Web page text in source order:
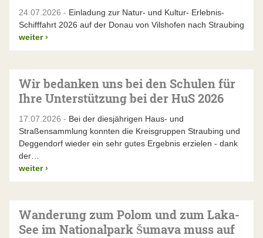
24.07.2026 - Einladung zur Natur- und Kultur- Erlebnis-
Schifffahrt 2026 auf der Donau von Vilshofen nach Straubing
weiter ›
Wir bedanken uns bei den Schulen für
Ihre Unterstützung bei der HuS 2026
17.07.2026 - Bei der diesjährigen Haus- und
Straßensammlung konnten die Kreisgruppen Straubing und
Deggendorf wieder ein sehr gutes Ergebnis erzielen - dank
der…
weiter ›
Wanderung zum Polom und zum Laka-
See im Nationalpark Šumava muss auf